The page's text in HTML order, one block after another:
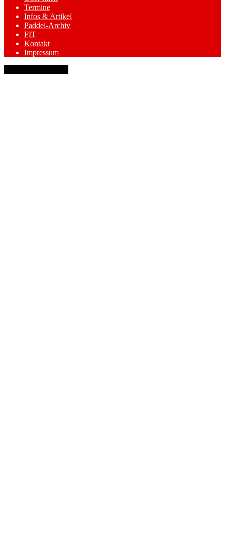
Termine
Infos & Artikel
Paddel-Archiv
FIT
Kontakt
Impressum